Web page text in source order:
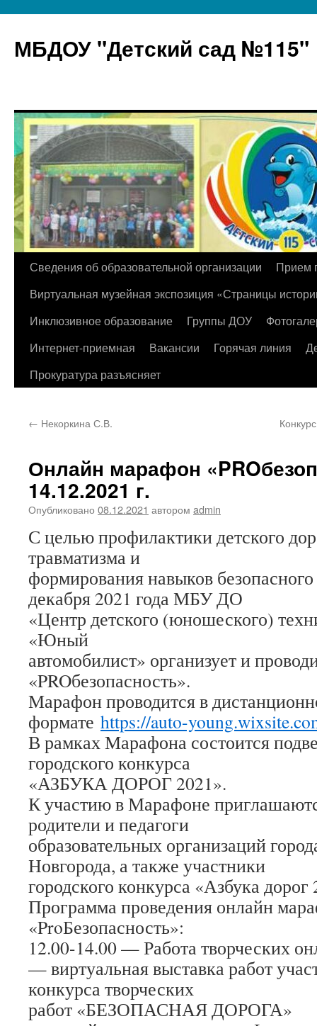
МБДОУ "Детский сад №115"
Перейти
содержимому
Сведения об образовательной организации
Прием
Виртуальная музейная экспозиция «Страницы
Инклюзивное образование
Группы ДОУ
Интернет-приемная
Вакансии Горячая линия
Прокуратура разъясняет
← Некоркина С.В.
Онлайн марафон
14.12.2021 г.
Опубликовано 08.12.2021 автором admin
С целью профилактики детского
травматизма и
формирования навыков
декабря 2021 года МБУ ДО
«Центр детского (юношеского)
«Юный
автомобилист» организует и
«PROбезопасность».
Марафон проводится в
формате https://auto-
В рамках Марафона состоится
городского конкурса
«АЗБУКА ДОРОГ 2021».
К участию в Марафоне
родители и педагоги
образовательных организаций
Новгорода, а также участники
городского конкурса «Азбука дорог
Программа проведения онлайн
«ProБезопасность»:
12.00-14.00 — Работа творческих
— виртуальная выставка работ
конкурса творческих
работ «БЕЗОПАСНАЯ ДОРОГА»